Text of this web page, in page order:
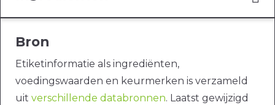
Bron
Etiketinformatie als ingrediënten,
voedingswaarden en keurmerken is verzameld
uit verschillende databronnen. Laatst gewijzigd